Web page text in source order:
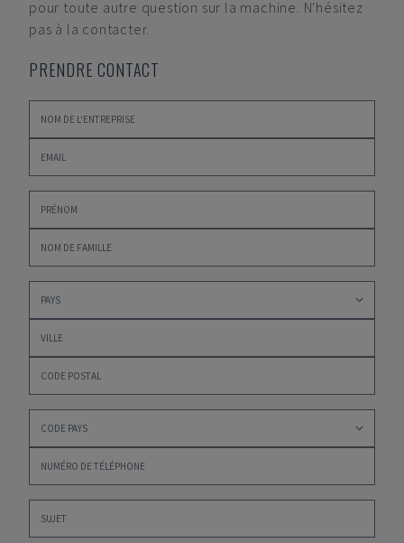
pour toute autre question sur la machine. N'hésitez
pas à la contacter.
PRENDRE CONTACT